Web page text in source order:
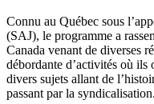
Connu au Québec sous
(SAJ), le programme a
Canada venant de diverses
débordante d’activités où ils
divers sujets allant de
passant par la